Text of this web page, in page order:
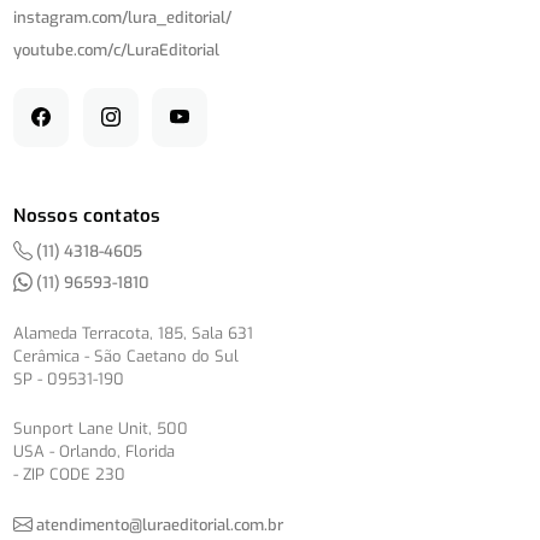
instagram.com/lura_editorial/
youtube.com/c/LuraEditorial
Nossos contatos
(11) 4318-4605
(11) 96593-1810
Alameda Terracota, 185, Sala 631
Cerâmica - São Caetano do Sul
SP - 09531-190
Sunport Lane Unit, 500
USA - Orlando, Florida
- ZIP CODE 230
atendimento@luraeditorial.com.br